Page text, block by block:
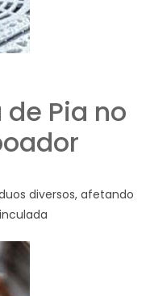
Pia no
diversos, afetando